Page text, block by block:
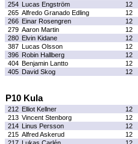
254 Lucas Engström 12
265 Alfredo Granado Edling 12
266 Einar Rosengren 12
279 Aaron Martin 12
280 Elvin Kidane 12
387 Lucas Olsson 12
396 Robin Hallberg 12
404 Benjamin Lantto 12
405 David Skog 12
P10 Kula
212 Elliot Kellner 12
213 Vincent Stenborg 12
214 Linus Persson 12
215 Alfred Askerud 12